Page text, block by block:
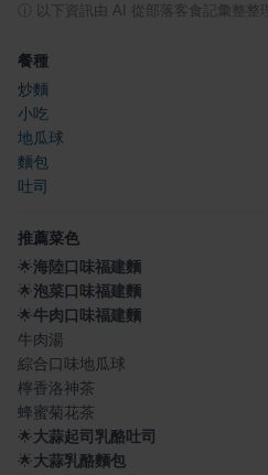
以下資訊由 AI 從部落客食記彙整整理
餐種
炒麵
小吃
地瓜球
麵包
吐司
推薦菜色
🌟海陸口味福建麵
🌟泡菜口味福建麵
🌟牛肉口味福建麵
牛肉湯
綜合口味地瓜球
檸香洛神茶
蜂蜜菊花茶
🌟大蒜起司乳酪吐司
🌟大蒜乳酪麵包